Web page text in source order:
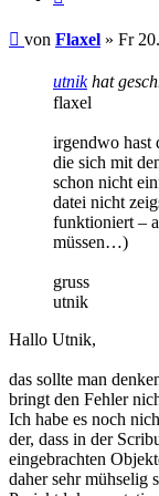
Beitrag
von Flaxel » Fr
utnikhat
flaxel
irgendwo hast
die sich mit
schon nicht
datei nicht
funktioniert –
müssen…)
gruss
utnik
Hallo Utnik,
das sollte man
bringt den Fehler
Ich habe es noch
der, dass in der
eingebrachten
daher sehr mühselig